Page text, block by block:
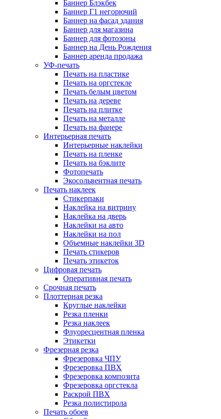
Баннер Блэкбек
Баннер Г1 негорючий
Баннер на фасад здания
Баннер для магазина
Баннер для фотозоны
Баннер на День Рождения
Баннер аренда продажа
УФ-печать
Печать на пластике
Печать на оргстекле
Печать белым цветом
Печать на дереве
Печать на плитке
Печать на металле
Печать на фанере
Интерьерная печать
Интерьерные наклейки
Печать на пленке
Печать на бэклите
Фотопечать
Экосольвентная печать
Печать наклеек
Стикерпаки
Наклейка на витрину
Наклейка на дверь
Наклейки на авто
Наклейки на пол
Объемные наклейки 3D
Печать стикеров
Печать этикеток
Цифровая печать
Оперативная печать
Срочная печать
Плоттерная резка
Круглые наклейки
Резка пленки
Резка наклеек
Флуоресцентная пленка
Этикетки
Фрезерная резка
Фрезеровка ЧПУ
Фрезеровка ПВХ
Фрезеровка композита
Фрезеровка оргстекла
Раскрой ПВХ
Резка полистирола
Печать обоев